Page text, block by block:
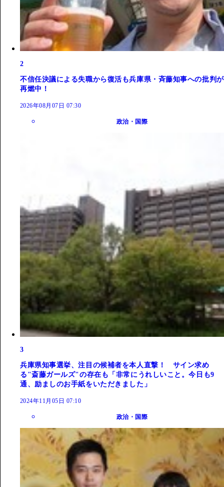
2
不信任決議による失職から復活も兵庫県・斉藤知事への批判が
再燃中！
2026年08月07日 07:30
政治・国際
3
兵庫県知事選挙、注目の候補者を本人直撃！ サイン求め
る"斎藤ガールズ"の存在も「非常にうれしいこと。今日も9
通、励ましのお手紙をいただきました」
2024年11月05日 07:10
政治・国際